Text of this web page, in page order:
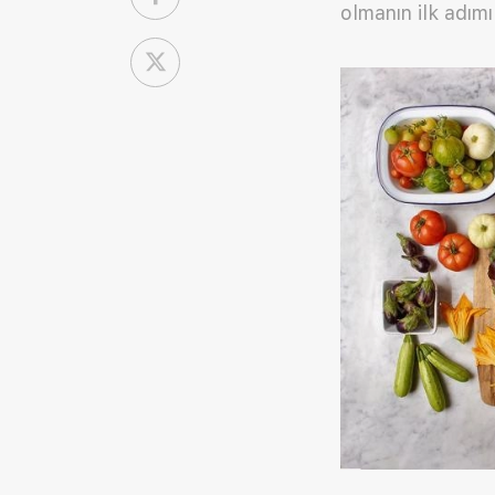
olmanın ilk